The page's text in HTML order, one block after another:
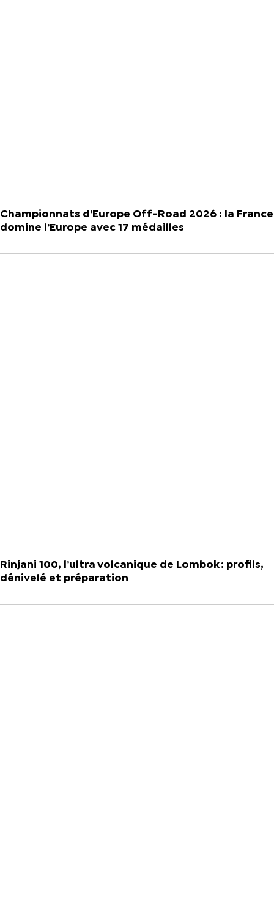
Championnats d’Europe Off-Road 2026 : la France
domine l’Europe avec 17 médailles
Rinjani 100, l’ultra volcanique de Lombok : profils,
dénivelé et préparation